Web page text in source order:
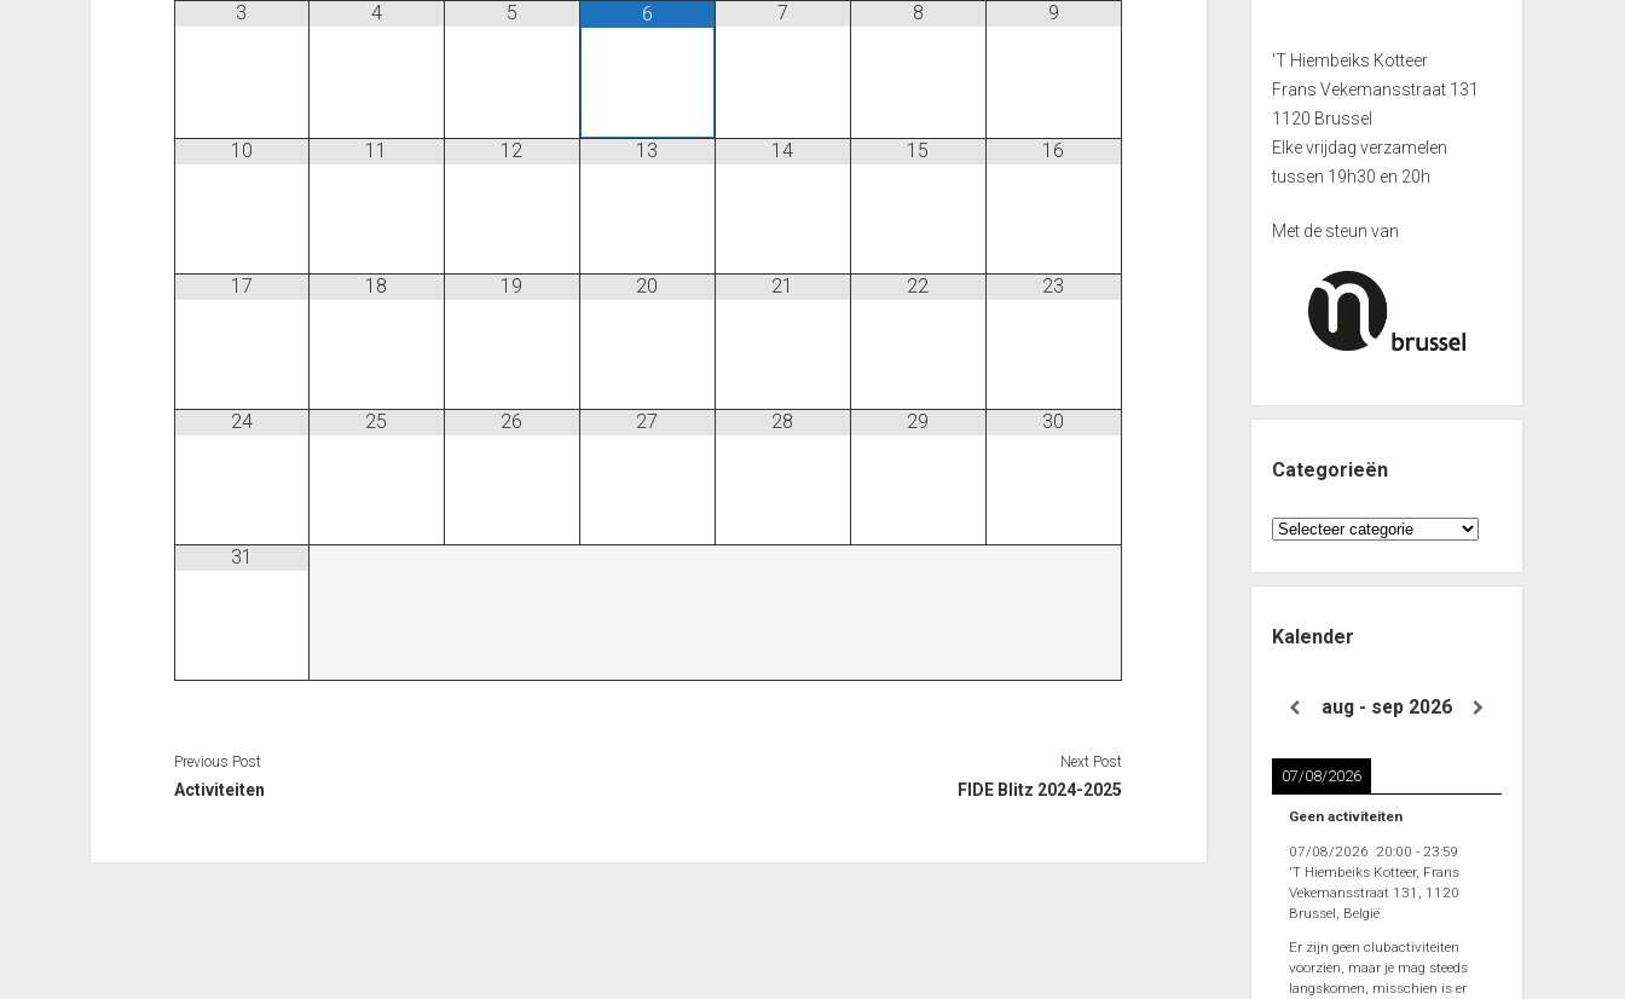
3 4 5 6 7 8 9
10 11 12 13 14 15 16
17 18 19 20 21 22 23
24 25 26 27 28 29 30
31
Previous Post
Activiteiten
Next Post
FIDE Blitz 2024-2025
'T Hiembeiks Kotteer
Frans Vekemansstraat 131
1120 Brussel
Elke vrijdag verzamelen
tussen 19h30 en 20h
Met de steun van
Categorieën
Categorieën
Kalender
aug - sep 2026
07/08/2026
Geen activiteiten
07/08/2026 20:00 - 23:59
'T Hiembeiks Kotteer, Frans
Vekemansstraat 131, 1120
Brussel, België
Er zijn geen clubactiviteiten
voorzien, maar je mag steeds
langskomen, misschien is er